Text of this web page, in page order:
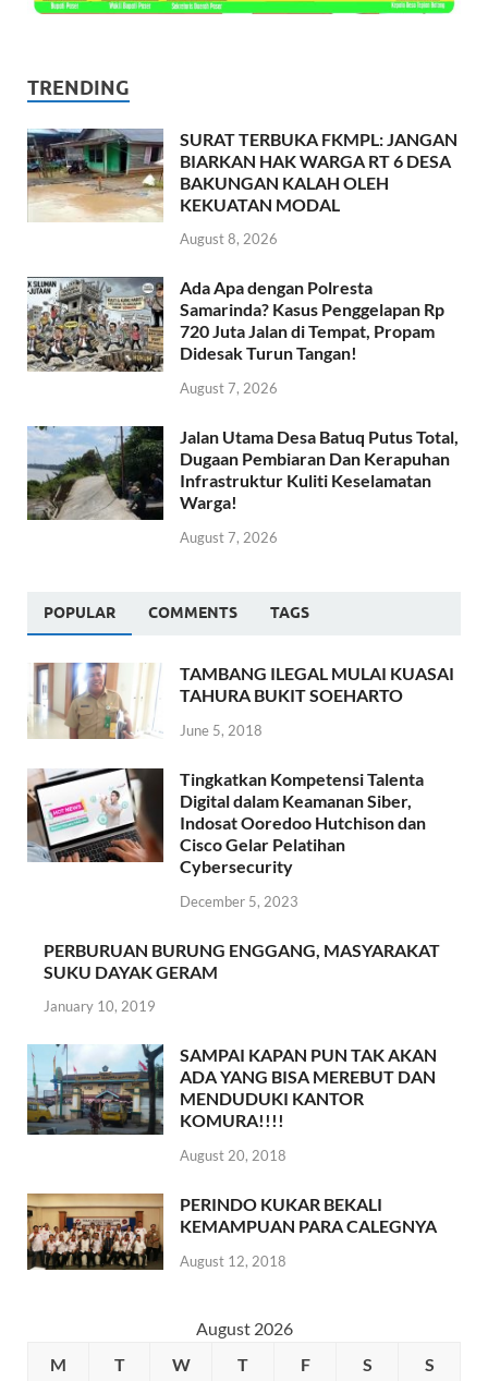
TRENDING
SURAT TERBUKA FKMPL: JANGAN
BIARKAN HAK WARGA RT 6 DESA
BAKUNGAN KALAH OLEH
KEKUATAN MODAL
August 8, 2026
Ada Apa dengan Polresta
Samarinda? Kasus Penggelapan Rp
720 Juta Jalan di Tempat, Propam
Didesak Turun Tangan!
August 7, 2026
Jalan Utama Desa Batuq Putus Total,
Dugaan Pembiaran Dan Kerapuhan
Infrastruktur Kuliti Keselamatan
Warga!
August 7, 2026
POPULAR COMMENTS TAGS
TAMBANG ILEGAL MULAI KUASAI
TAHURA BUKIT SOEHARTO
June 5, 2018
Tingkatkan Kompetensi Talenta
Digital dalam Keamanan Siber,
Indosat Ooredoo Hutchison dan
Cisco Gelar Pelatihan
Cybersecurity
December 5, 2023
PERBURUAN BURUNG ENGGANG, MASYARAKAT
SUKU DAYAK GERAM
January 10, 2019
SAMPAI KAPAN PUN TAK AKAN
ADA YANG BISA MEREBUT DAN
MENDUDUKI KANTOR
KOMURA!!!!
August 20, 2018
PERINDO KUKAR BEKALI
KEMAMPUAN PARA CALEGNYA
August 12, 2018
August 2026
M
T W T F S S